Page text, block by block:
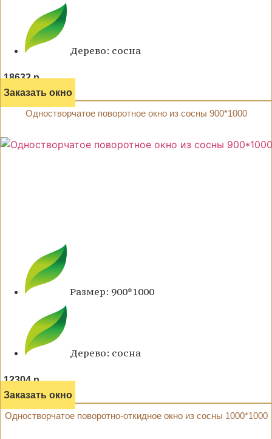
Дерево: сосна
18632 р.
Заказать окно
Одностворчатое поворотное окно из сосны 900*1000
Размер: 900*1000
Дерево: сосна
12304 р.
Заказать окно
Одностворчатое поворотно-откидное окно из сосны 1000*1000